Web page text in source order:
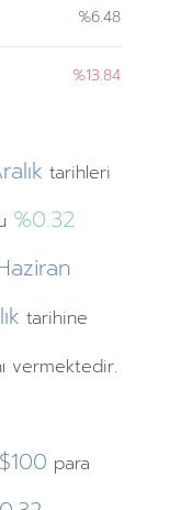
%6.48
%13.84
tarihleri
%0.32
tarihine
vermektedir.
$100 para